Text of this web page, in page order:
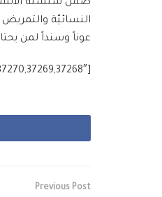
عوناً وسنداً لمن
[g_slider2 source=”media: 37266,37270,37269,37268″]
Previous Post